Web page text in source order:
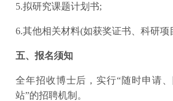
5.拟研究课题计划书;
6.其他相关材料(如获奖证书、科研项
五、报名须知
全年招收博士后，实行“随时申请
站”的招聘机制。